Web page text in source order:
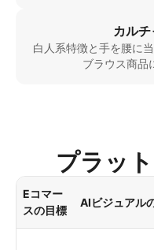
カル
白人系特徴と手を腰に
ブラウス商品
プラッ
Eコマー
スの目標
AIビジュアル